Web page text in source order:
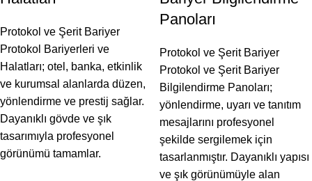
Protokol ve Şerit Bariyer
Protokol Bariyerleri ve
Halatları; otel, banka, etkinlik
ve kurumsal alanlarda düzen,
yönlendirme ve prestij sağlar.
Dayanıklı gövde ve şık
tasarımıyla profesyonel
görünümü tamamlar.
Panoları
Protokol ve Şerit Bariyer
Protokol ve Şerit Bariyer
Bilgilendirme Panoları;
yönlendirme, uyarı ve tanıtım
mesajlarını profesyonel
şekilde sergilemek için
tasarlanmıştır. Dayanıklı yapısı
ve şık görünümüyle alan